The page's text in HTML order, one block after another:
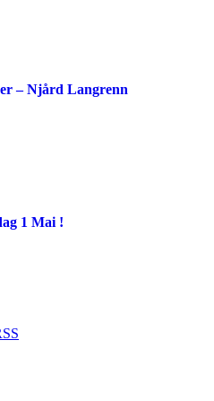
– Njård Langrenn
1 Mai !